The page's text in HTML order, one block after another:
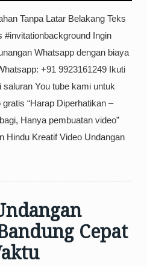
Tanpa Latar Belakang Teks
#invitationbackground Ingin
Whatsapp dengan biaya
+91 9923161249 Ikuti
You tube kami untuk
“Harap Diperhatikan –
Hanya pembuatan video”
Hindu Kreatif Video Undangan
Cepat